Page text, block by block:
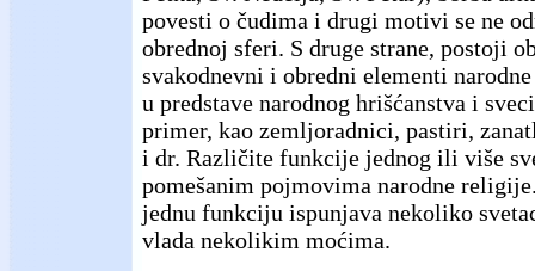
povesti o čudima i drugi motivi se ne
obrednoj sferi. S druge strane, postoji
svakodnevni i obredni elementi
u predstave narodnog hrišćanstva i
primer, kao zemljoradnici, pastiri,
i dr. Različite funkcije jednog ili više
pomešanim pojmovima narodne
jednu funkciju ispunjava nekoliko
vlada nekolikim moćima.